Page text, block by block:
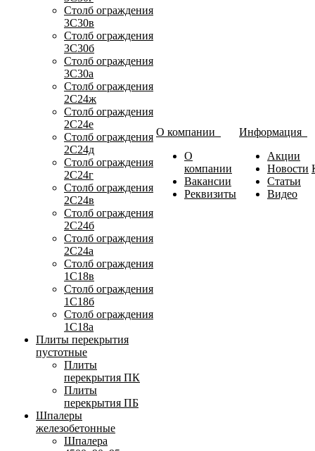
Столб ограждения
3С30в
Столб ограждения
3С30б
Столб ограждения
3С30а
Столб ограждения
2С24ж
Столб ограждения
2С24е
Столб ограждения
2С24д
Столб ограждения
2С24г
Столб ограждения
2С24в
Столб ограждения
2С24б
Столб ограждения
2С24а
Столб ограждения
1С18в
Столб ограждения
1С18б
Столб ограждения
1С18а
Плиты перекрытия
пустотные
Плиты
перекрытия ПК
Плиты
перекрытия ПБ
Шпалеры
железобетонные
Шпалера
О компании
О
компании
Вакансии
Реквизиты
Информация
Акции
Новости
Статьи
Видео